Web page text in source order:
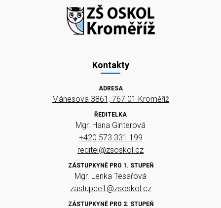
Kontakty
ADRESA
Mánesova 3861, 767 01 Kroměříž
ŘEDITELKA
Mgr. Hana Ginterová
+420 573 331 199
reditel@zsoskol.cz
ZÁSTUPKYNĚ PRO 1. STUPEŇ
Mgr. Lenka Tesařová
zastupce1@zsoskol.cz
ZÁSTUPKYNĚ PRO 2. STUPEŇ